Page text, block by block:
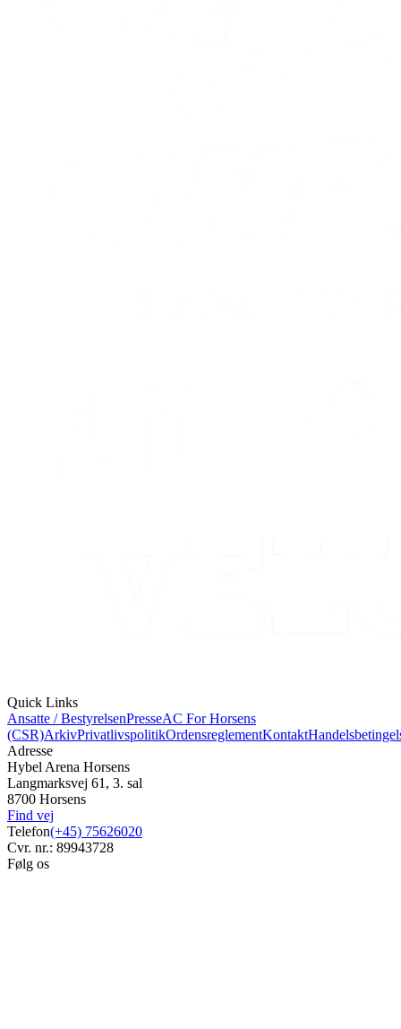
Quick Links
Ansatte / BestyrelsenPresseAC For Horsens
(CSR)ArkivPrivatlivspolitikOrdensreglementKontakt
Adresse
Hybel Arena Horsens
Langmarksvej 61, 3. sal
8700 Horsens
Find vej
Telefon(+45) 75626020
Cvr. nr.: 89943728
Følg os